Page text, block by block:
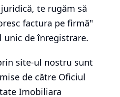
te rugăm să
factura pe firmă"
unic de înregistrare.
site-ul nostru sunt
de către Oficiul
Imobiliara